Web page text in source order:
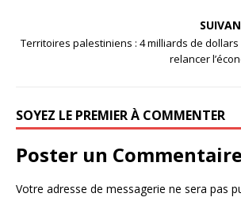
Territoires palestiniens : 4 milliards de
relancer
SOYEZ LE PREMIER À COMMENTER
Poster un Commentaire
Votre adresse de messagerie ne sera pas